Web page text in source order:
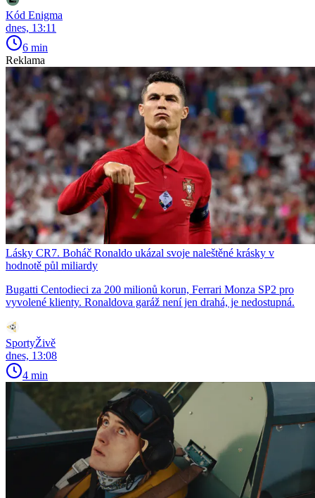
Kód Enigma
dnes, 13:11
6 min
Reklama
Lásky CR7. Boháč Ronaldo ukázal svoje naleštěné krásky v
hodnotě půl miliardy
Bugatti Centodieci za 200 milionů korun, Ferrari Monza SP2 pro
vyvolené klienty. Ronaldova garáž není jen drahá, je nedostupná.
SportyŽivě
dnes, 13:08
4 min